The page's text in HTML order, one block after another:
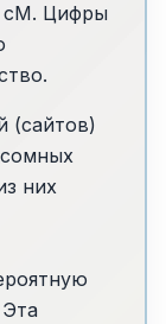
cM. Цифры
(сайтов)
них